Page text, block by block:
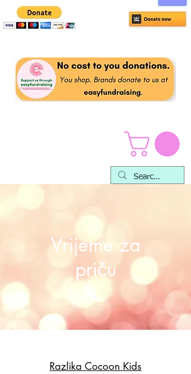
Vrijeme za
priču
Razlika Cocoon Kids